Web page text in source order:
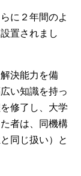
に２年間のよ
置されまし
決能力を備
い知識を持っ
修了し、大学
者は、同機構
同じ扱い）と